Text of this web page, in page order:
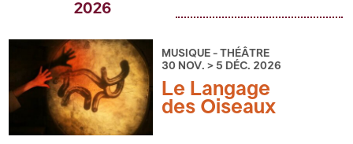
2026
MUSIQUE - THÉÂTRE
30 NOV. > 5 DÉC. 2026
Le Langage
des Oiseaux